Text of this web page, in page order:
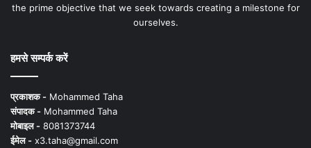
the prime objective that we seek towards creating a milestone for
ourselves.
हमसे सम्पर्क करें
प्रकाशक - Mohammed Taha
संपादक - Mohammed Taha
मोबाइल - 8081373744
ईमेल - x3.taha@gmail.com